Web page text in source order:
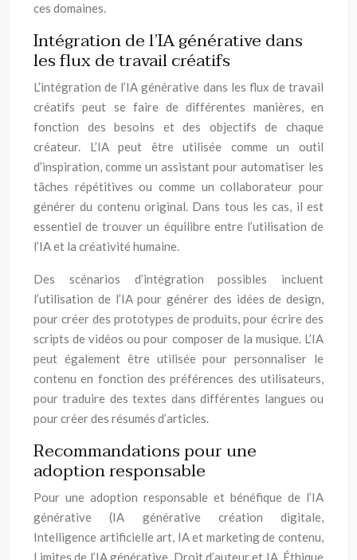
ces domaines.
Intégration de l’IA générative dans
les flux de travail créatifs
L’intégration de l’IA générative dans les flux de travail
créatifs peut se faire de différentes manières, en
fonction des besoins et des objectifs de chaque
créateur. L’IA peut être utilisée comme un outil
d’inspiration, comme un assistant pour automatiser les
tâches répétitives ou comme un collaborateur pour
générer du contenu original. Dans tous les cas, il est
essentiel de trouver un équilibre entre l’utilisation de
l’IA et la créativité humaine.
Des scénarios d’intégration possibles incluent
l’utilisation de l’IA pour générer des idées de design,
pour créer des prototypes de produits, pour écrire des
scripts de vidéos ou pour composer de la musique. L’IA
peut également être utilisée pour personnaliser le
contenu en fonction des préférences des utilisateurs,
pour traduire des textes dans différentes langues ou
pour créer des résumés d’articles.
Recommandations pour une
adoption responsable
Pour une adoption responsable et bénéfique de l’IA
générative (IA générative création digitale,
Intelligence artificielle art, IA et marketing de contenu,
Limites de l’IA générative, Droit d’auteur et IA, Éthique